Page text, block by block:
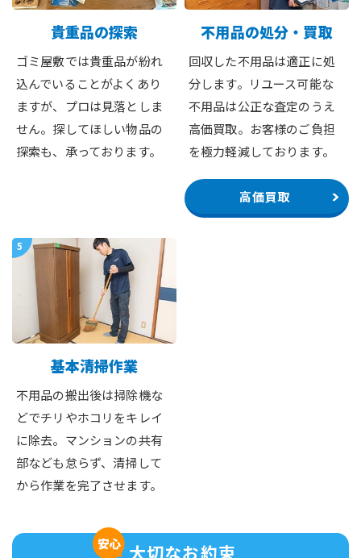
貴重品の探索
ゴミ屋敷では貴重品が紛れ
込んでいることがよくあり
ますが、プロは見落としま
せん。探してほしい物品の
探索も、承っております。
不用品の処分・買取
回収した不用品は適正に処
分します。リユース可能な
不用品は公正な査定のうえ
高価買取。お客様のご負担
を極力軽減しております。
高価買取
5
基本清掃作業
不用品の搬出後は掃除機な
どでチリやホコリをキレイ
に除去。マンションの共有
部なども怠らず、清掃して
から作業を完了させます。
大切なお約束